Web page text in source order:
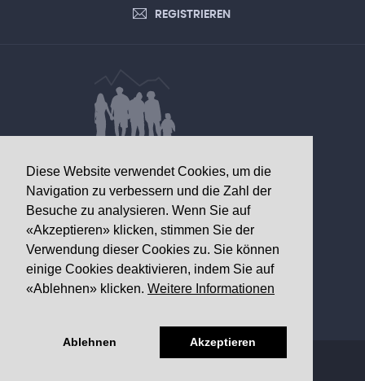
Diese Website verwendet Cookies, um die
Navigation zu verbessern und die Zahl der
Besuche zu analysieren. Wenn Sie auf
«Akzeptieren» klicken, stimmen Sie der
Verwendung dieser Cookies zu. Sie können
einige Cookies deaktivieren, indem Sie auf
«Ablehnen» klicken. Weitere Informationen
Ablehnen Akzeptieren
REGISTRIEREN
INTERESSE
Walliser Gesundheitsobservatorium
Av. Grand-Champsec 64
1950 Sitten
Telefon+41 27 603 49 61